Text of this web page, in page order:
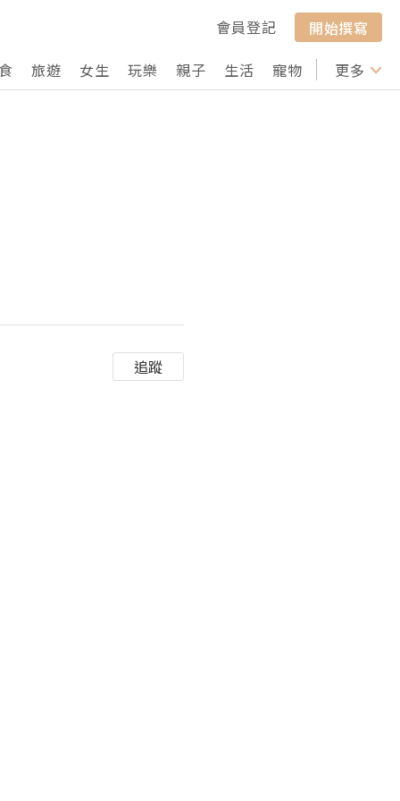
會員登記
開始撰寫
旅遊 女生 玩樂 親子 生活 寵物 行山 打卡
更多
追蹤